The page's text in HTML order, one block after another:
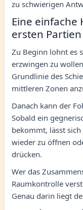
zu schwierigen
Eine
ersten Partien
Zu Beginn lohnt es
erzwingen zu
Grundlinie des
mittleren Zonen
Danach kann der
Sobald ein
bekommt, lässt
wieder zu öffnen
drücken.
Wer das
Raumkontrolle
Genau darin liegt